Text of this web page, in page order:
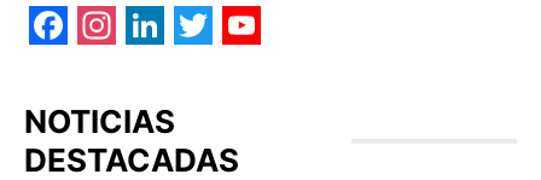
NOTICIAS
DESTACADAS